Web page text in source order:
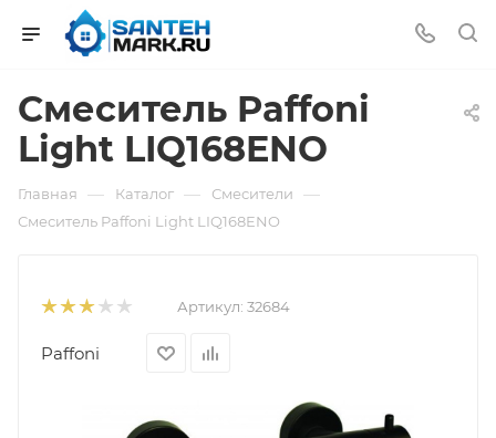
Смеситель Paffoni
Light LIQ168ENO
Главная — Каталог — Смесители —
Смеситель Paffoni Light LIQ168ENO
Артикул: 32684
Paffoni